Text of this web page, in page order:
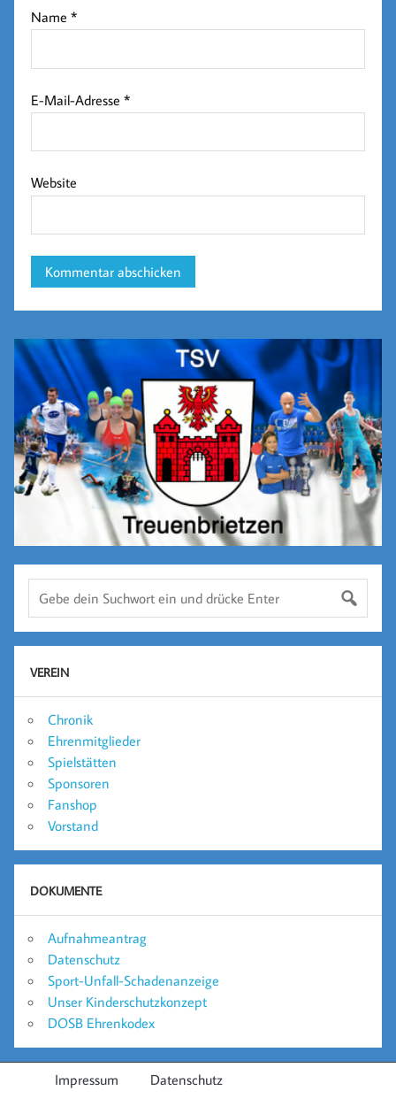
Name*
E-Mail-Adresse*
Website
VEREIN
Chronik
Ehrenmitglieder
Spielstätten
Sponsoren
Fanshop
Vorstand
DOKUMENTE
Aufnahmeantrag
Datenschutz
Sport-Unfall-Schadenanzeige
Unser Kinderschutzkonzept
DOSB Ehrenkodex
Impressum
Datenschutz